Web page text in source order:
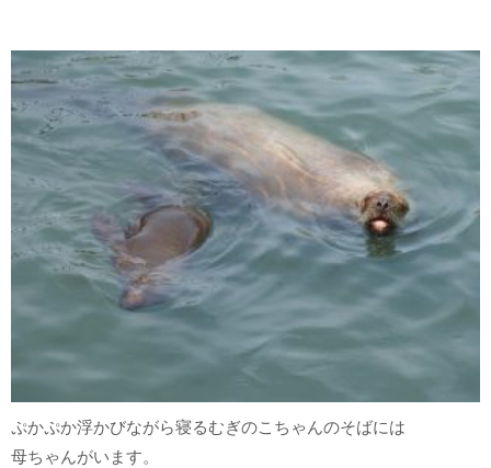
ぷかぷか浮かびながら寝るむぎのこちゃんのそばには
母ちゃんがいます。